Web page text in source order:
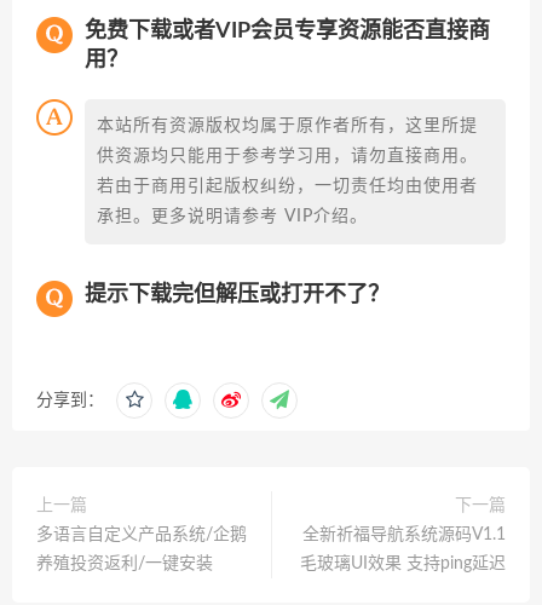
免费下载或者VIP会员专享资源能否直接商
用？
本站所有资源版权均属于原作者所有，这里所提
供资源均只能用于参考学习用，请勿直接商用。
若由于商用引起版权纠纷，一切责任均由使用者
承担。更多说明请参考 VIP介绍。
提示下载完但解压或打开不了？
分享到：
上一篇
多语言自定义产品系统/企鹅
养殖投资返利/一键安装
下一篇
全新祈福导航系统源码V1.1
毛玻璃UI效果 支持ping延迟